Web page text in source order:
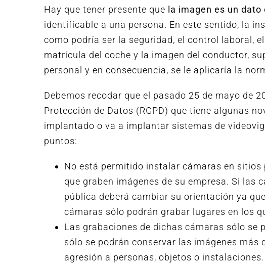
Hay que tener presente que la imagen es un
identificable a una persona. En este sentido, la
como podría ser la seguridad, el control laboral,
matrícula del coche y la imagen del conductor,
personal y en consecuencia, se le aplicaría la
Debemos recodar que el pasado 25 de mayo de
Protección de Datos (RGPD) que tiene algunas
implantado o va a implantar sistemas de
puntos:
No está permitido instalar cámaras en
que graben imágenes de su empresa. Si las
pública deberá cambiar su orientación ya
cámaras sólo podrán grabar lugares en los
Las grabaciones de dichas cámaras sólo se
sólo se podrán conservar las imágenes más
agresión a personas, objetos o instalaciones.